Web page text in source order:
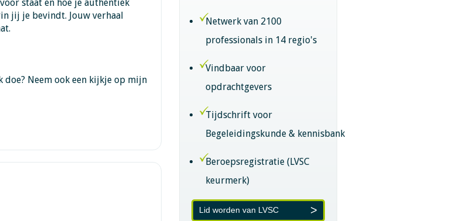
staat en hoe je authentiek
jij je bevindt. Jouw verhaal
Neem ook een kijkje op mijn
Netwerk van 2100
professionals in 14 regio's
Vindbaar voor
opdrachtgevers
Tijdschrift voor
Begeleidingskunde & kennisbank
Beroepsregistratie (LVSC
keurmerk)
Lid worden van LVSC